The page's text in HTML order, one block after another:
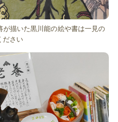
が描いた黒川能の絵や書は一見の
ださい